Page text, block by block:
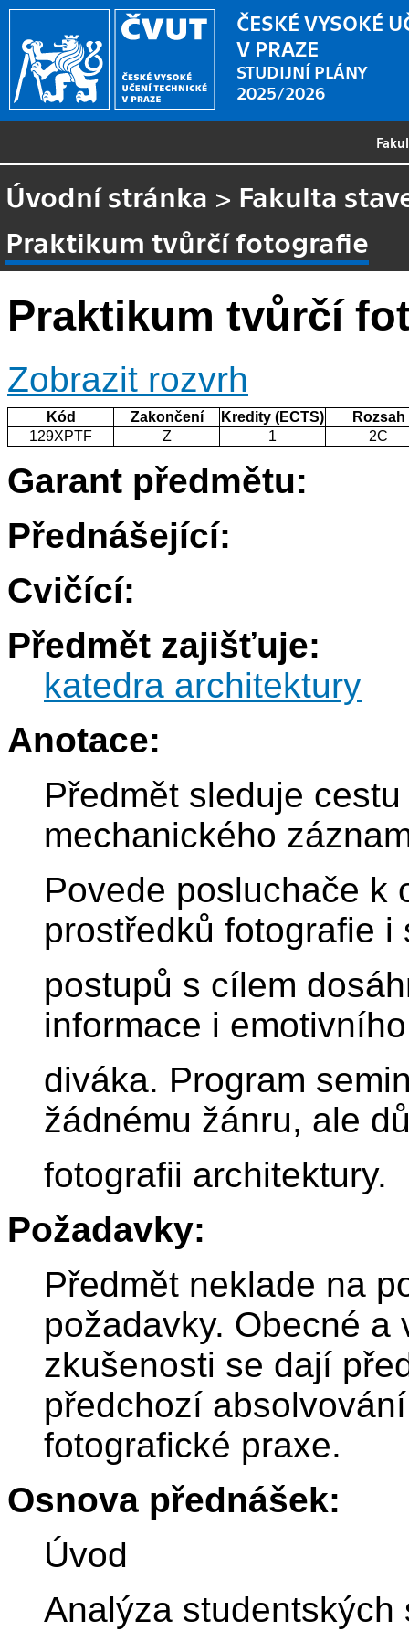
ČESKÉ VYSOKÉ
V PRAZE
STUDIJNÍ PLÁNY
2025/2026
Úvodní stránka > Fakulta
Praktikum tvůrčí fotografie
Praktikum tvůrčí
Zobrazit rozvrh
Kód Zakončení Kredity (ECTS)
Rozsah
129XPTF
Z 1 2C
Garant předmětu:
Přednášející:
Cvičící:
Předmět zajišťuje:
katedra architektury
Anotace:
Předmět sleduje
mechanického
Povede posluchače k
prostředků fotografie i
postupů s cílem
informace i
diváka. Program
žádnému žánru, ale
fotografii architektury.
Požadavky:
Předmět neklade na
požadavky. Obecné
zkušenosti se dají
předchozí
fotografické praxe.
Osnova přednášek:
Úvod
Analýza studentských